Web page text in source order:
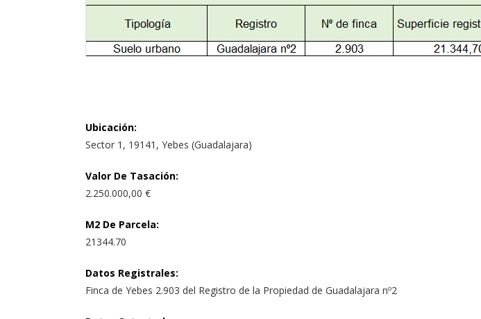
Ubicación:
Sector 1, 19141, Yebes (Guadalajara)
Valor De Tasación:
2.250.000,00 €
M2 De Parcela:
21344.70
Datos Registrales:
Finca de Yebes 2.903 del Registro de la Propiedad de Guadalajara nº2